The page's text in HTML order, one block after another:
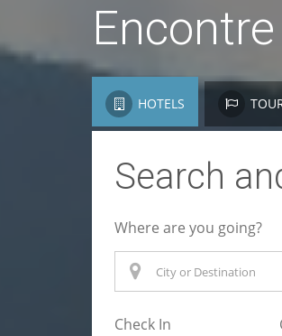
HOTELS
Search
Where are you going?
Check In